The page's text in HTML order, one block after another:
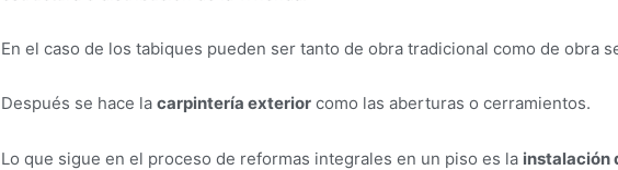
En el caso de los tabiques pueden ser tanto de obra tradicional como de obra
Después se hace la carpintería exteriorcomo las aberturas o cerramientos.
Lo que sigue en el proceso de reformas integrales en un piso es la instalación